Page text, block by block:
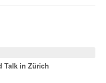
Talk in Zürich